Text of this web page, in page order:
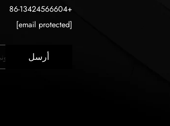
+86-13424566604
[email protected]
أرسل